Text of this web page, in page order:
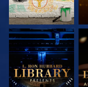
VERKEN DE SERIE